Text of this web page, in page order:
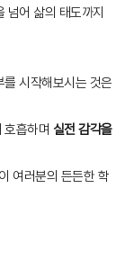
넘어 삶의 태도까지
시작해보시는 것은
호흡하며 실전 감각을
여러분의 든든한 학